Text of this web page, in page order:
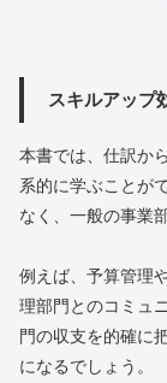
スキルアップ
本書では、仕訳か
系的に学ぶことが
なく、一般の事業
例えば、予算管理
理部門とのコミュ
門の収支を的確に
になるでしょう。